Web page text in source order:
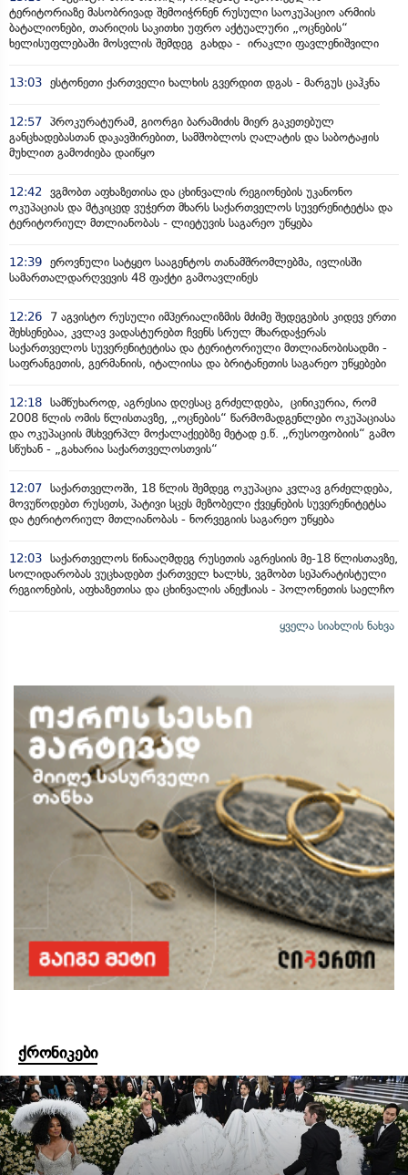
ტერიტორიაზე მასობრივად შემოიჭრნენ რუსული საოკუპაციო არმიის
ბატალიონები, თარიღის საკითხი უფრო აქტუალური „ოცნების“
ხელისუფლებაში მოსვლის შემდეგ გახდა - ირაკლი ფავლენიშვილი
13:03 ესტონეთი ქართველი ხალხის გვერდით დგას - მარგუს ცაჰკნა
12:57 პროკურატურამ, გიორგი ბარამიძის მიერ გაკეთებულ
განცხადებასთან დაკავშირებით, სამშობლოს ღალატის და საბოტაჟის
მუხლით გამოძიება დაიწყო
12:42
ვგმობთ აფხაზეთისა და ცხინვალის რეგიონების უკანონო
ოკუპაციას და მტკიცედ ვუჭერთ მხარს საქართველოს სუვერენიტეტსა და
ტერიტორიულ მთლიანობას - ლიეტუვის საგარეო უწყება
12:39 ეროვნული სატყეო სააგენტოს თანამშრომლებმა, ივლისში
სამართალდარღვევის 48 ფაქტი გამოავლინეს
12:26
7 აგვისტო რუსული იმპერიალიზმის მძიმე შედეგების კიდევ ერთი
შეხსენებაა, კვლავ ვადასტურებთ ჩვენს სრულ მხარდაჭერას
საქართველოს სუვერენიტეტისა და ტერიტორიული მთლიანობისადმი -
საფრანგეთის, გერმანიის, იტალიისა და ბრიტანეთის საგარეო უწყებები
12:18 სამწუხაროდ, აგრესია დღესაც გრძელდება, ცინიკურია, რომ
2008 წლის ომის წლისთავზე, „ოცნების“ წარმომადგენლები ოკუპაციასა
და ოკუპაციის მსხვერპლ მოქალაქეებზე მეტად ე.წ. „რუსოფობიის“ გამო
სწუხან - „გახარია საქართველოსთვის“
12:07 საქართველოში, 18 წლის შემდეგ ოკუპაცია კვლავ გრძელდება,
მოვუწოდებთ რუსეთს, პატივი სცეს მეზობელი ქვეყნების სუვერენიტეტსა
და ტერიტორიულ მთლიანობას - ნორვეგიის საგარეო უწყება
12:03 საქართველოს წინააღმდეგ რუსეთის აგრესიის მე-18 წლისთავზე,
სოლიდარობას ვუცხადებთ ქართველ ხალხს, ვგმობთ სეპარატისტული
რეგიონების, აფხაზეთისა და ცხინვალის ანექსიას - პოლონეთის საელჩო
ყველა სიახლის ნახვა
ქრონიკები